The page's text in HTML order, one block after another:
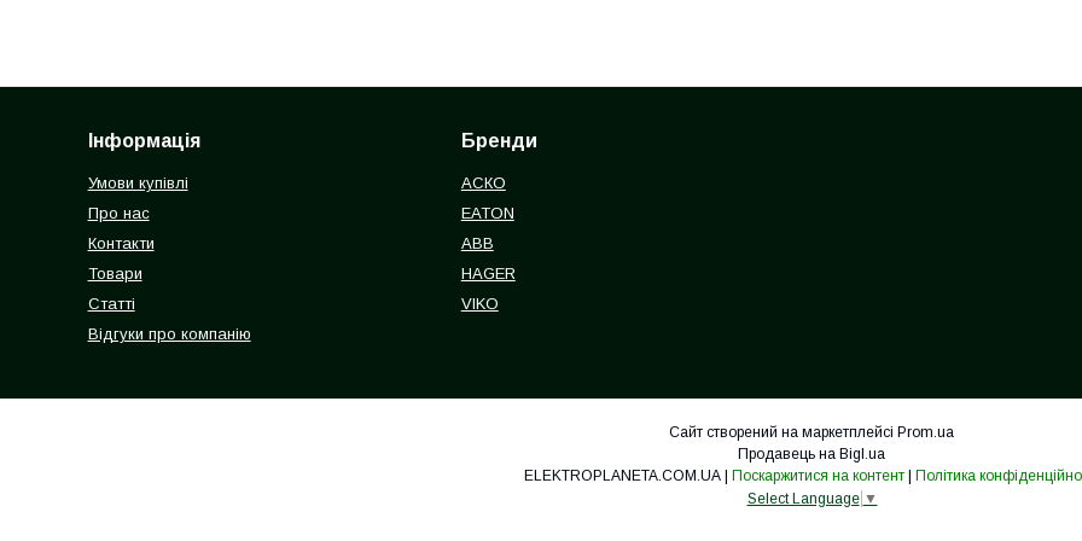
Інформація
Умови купівлі
Про нас
Контакти
Товари
Статті
Відгуки про компанію
Бренди
АСКО
EATON
ABB
HAGER
VIKO
Сайт створений на маркетплейсі Prom.ua
Продавець на Bigl.ua
Поскаржитися на контент
Політика
Select Language ▼